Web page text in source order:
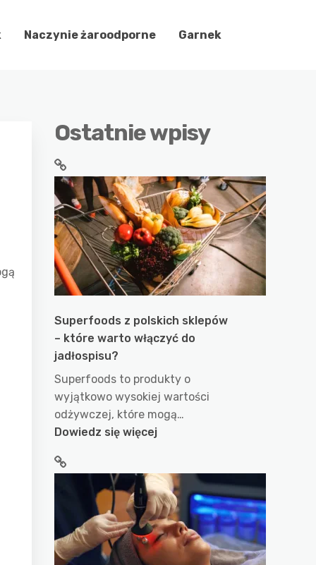
Naczynie żaroodporne Garnek
Ostatnie wpisy
Superfoods z polskich sklepów
– które warto włączyć do
jadłospisu?
Superfoods to produkty o
wyjątkowo wysokiej wartości
odżywczej, które mogą…
Dowiedz się więcej:
polskich
sklepów
–
które
warto